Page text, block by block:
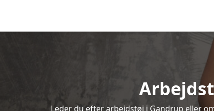
Leder du efter arbejdstøj i Gandrup eller